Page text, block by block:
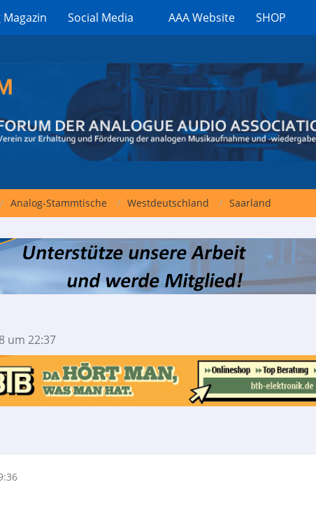
Social Media AAA Website SHOP
Analog-Stammtische Westdeutschland Saarland
um 22:37